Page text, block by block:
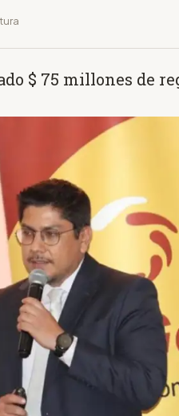
$ 75 millones de